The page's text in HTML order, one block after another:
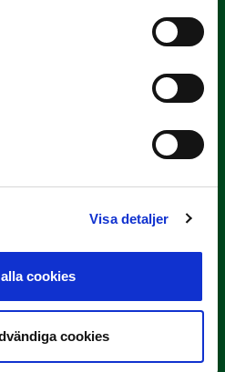
Visa detaljer
cookies
cookies